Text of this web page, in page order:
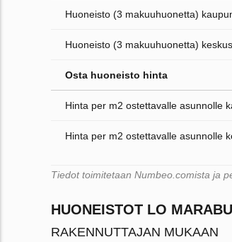
Huoneisto (3 makuuhuonetta)
Huoneisto (3 makuuhuonetta)
Osta huoneisto hinta
Hinta per m2 ostettavalle asunnolle
Hinta per m2 ostettavalle asunnolle
Tiedot toimitetaan Numbeo.comista ja
HUONEISTOT LO
RAKENNUTTAJAN MUKAAN